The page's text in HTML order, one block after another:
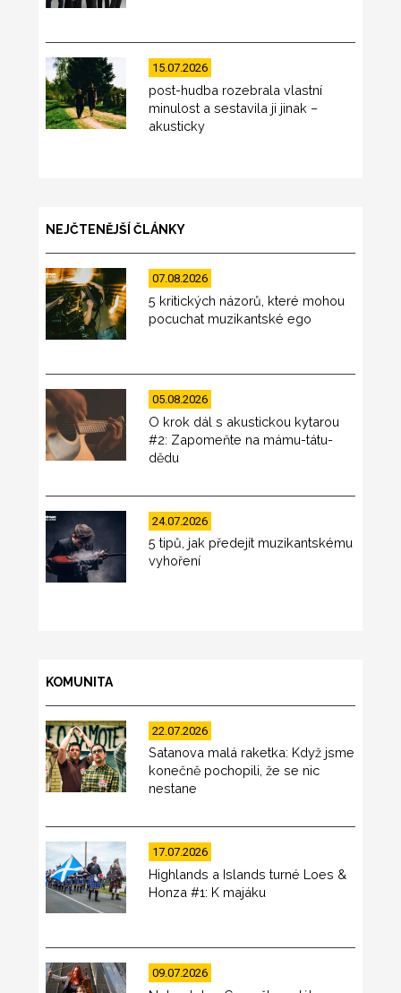
15.07.2026
post-hudba rozebrala vlastní
minulost a sestavila ji jinak –
akusticky
NEJČTENĚJŠÍ ČLÁNKY
07.08.2026
5 kritických názorů, které mohou
pocuchat muzikantské ego
05.08.2026
O krok dál s akustickou kytarou
#2: Zapomeňte na mámu-tátu-
dědu
24.07.2026
5 tipů, jak předejít muzikantskému
vyhoření
KOMUNITA
22.07.2026
Satanova malá raketka: Když jsme
konečně pochopili, že se nic
nestane
17.07.2026
Highlands a Islands turné Loes &
Honza #1: K majáku
09.07.2026